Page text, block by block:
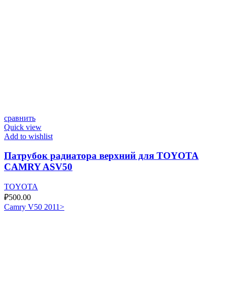
сравнить
Quick view
Add to wishlist
Патрубок радиатора верхний для TOYOTA
CAMRY ASV50
TOYOTA
₽500.00
Camry V50 2011>